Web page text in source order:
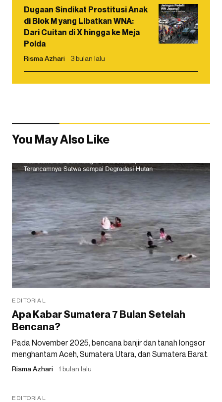
Dugaan Sindikat Prostitusi Anak
di Blok M yang Libatkan WNA:
Dari Cuitan di X hingga ke Meja
Polda
Risma Azhari 3 bulan lalu
You May Also Like
EDITORIAL
Apa Kabar Sumatera 7 Bulan Setelah
Bencana?
Pada November 2025, bencana banjir dan tanah longsor
menghantam Aceh, Sumatera Utara, dan Sumatera Barat.
Risma Azhari 1 bulan lalu
EDITORIAL